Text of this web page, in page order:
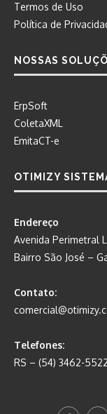
Termos de Uso
Política de
NOSSAS
ErpSoft
ColetaXML
EmitaCT-e
OTIMIZY
Endereço
Avenida Perimetral
Bairro São José –
Contato:
Telefones:
RS – (54) 3462-5522